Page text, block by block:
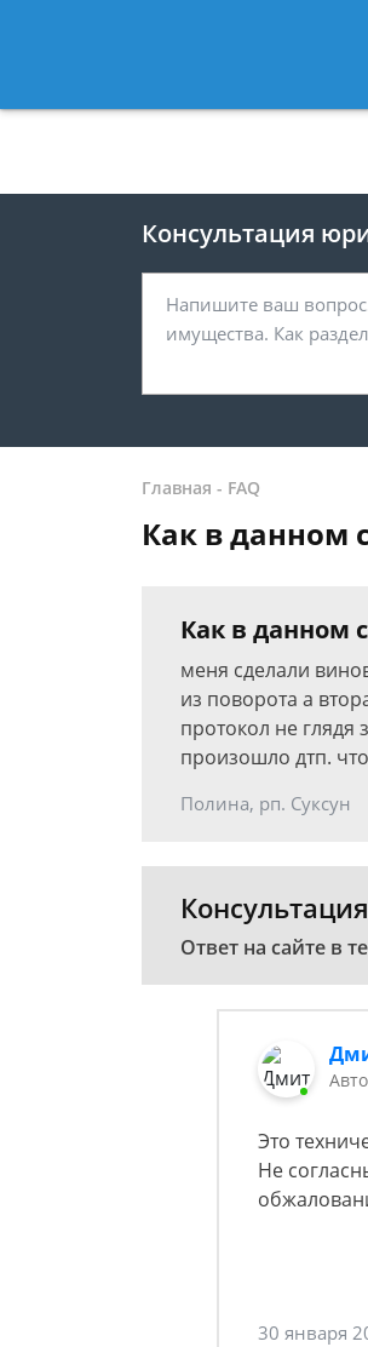
Консультация
Главная - FAQ
Как в данном
Как в данном
меня сделали
из поворота а
протокол не глядя
произошло дтп.
Полина, рп. Суксун
Ответ на сайте в
Это
Не
30 января